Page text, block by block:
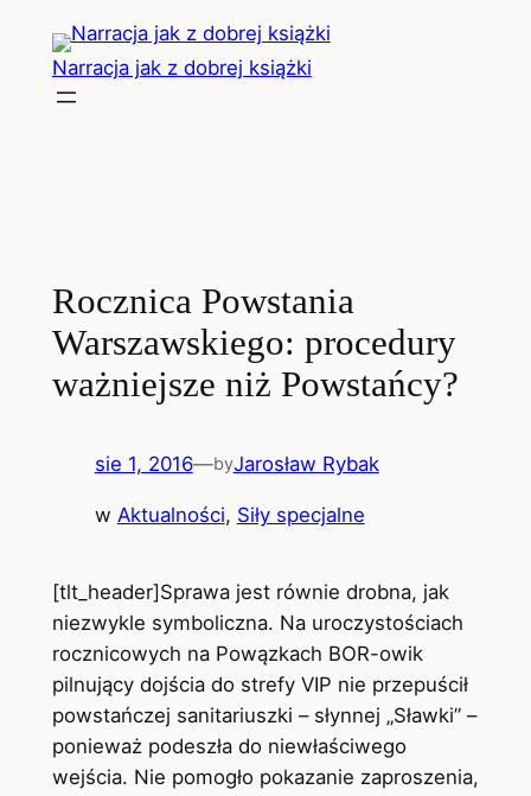
Przejdź
treści
Narracja jak z dobrej książki
Rocznica Powstania
Warszawskiego: procedury
ważniejsze niż Powstańcy?
sie 1, 2016—byJarosław Rybak
w Aktualności, Siły specjalne
[tlt_header]Sprawa jest równie drobna, jak
niezwykle symboliczna. Na uroczystościach
rocznicowych na Powązkach BOR-owik
pilnujący dojścia do strefy VIP nie przepuścił
powstańczej sanitariuszki – słynnej „Sławki” –
ponieważ podeszła do niewłaściwego
wejścia. Nie pomogło pokazanie zaproszenia,